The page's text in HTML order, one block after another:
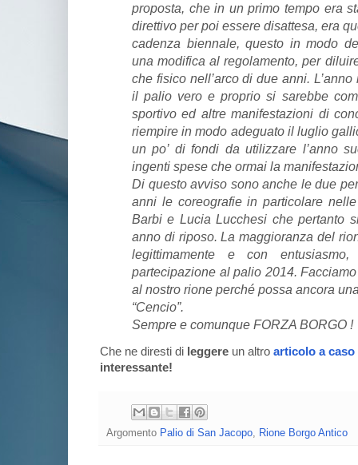
proposta, che in un primo tempo era
direttivo per poi essere disattesa, era
cadenza biennale, questo in modo
una modifica al regolamento, per
che fisico nell’arco di due anni.
il palio vero e proprio si sarebbe
sportivo ed altre manifestazioni di
riempire in modo adeguato il luglio
un po’ di fondi da utilizzare l’anno
ingenti spese che ormai la
Di questo avviso sono anche le due
anni le coreografie in particolare
Barbi e Lucia Lucchesi che pertanto
anno di riposo. La maggioranza del
legittimamente e con
partecipazione al palio 2014.
al nostro rione perché possa ancora
“Cencio”.
Sempre e comunque FORZA BORGO !
Che ne diresti di leggere un altro articolo a caso
interessante!
Argomento Palio di San Jacopo Rione Borgo Antico